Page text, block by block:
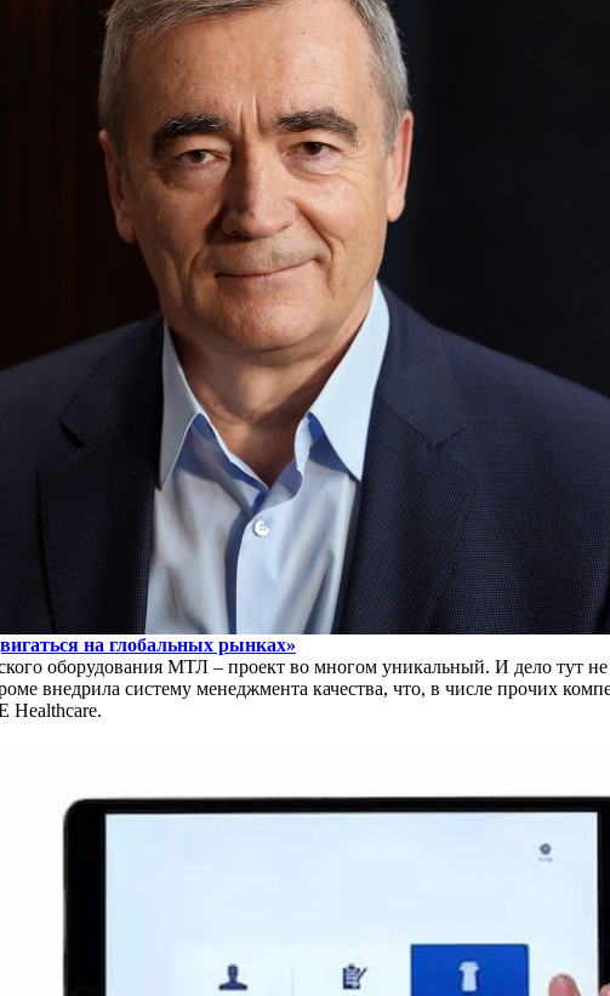
на глобальных рынках»
оборудования МТЛ – проект во многом уникальный. И дело тут
внедрила систему менеджмента качества, что, в числе прочих
Healthcare.